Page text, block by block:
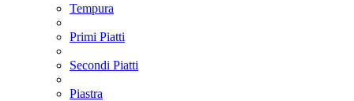
Tempura
Primi Piatti
Secondi Piatti
Piastra